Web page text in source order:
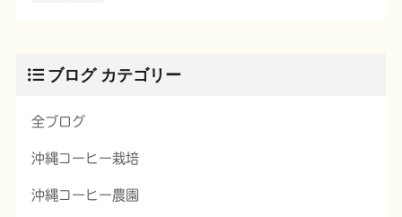
ブログ カテゴリー
全ブログ
沖縄コーヒー栽培
沖縄コーヒー農園